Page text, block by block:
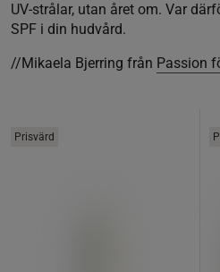
UV-strålar, utan året om. Var
SPF i din hudvård.
//Mikaela Bjerring från Passion
Prisvärd